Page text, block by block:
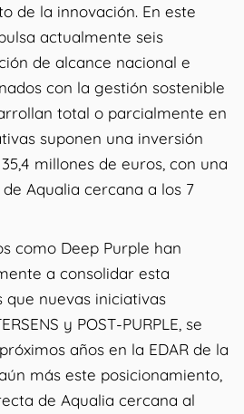
de la innovación. En este
actualmente seis
de alcance nacional e
con la gestión sostenible
total o parcialmente en
suponen una inversión
millones de euros, con una
Aqualia cercana a los 7
como Deep Purple han
a consolidar esta
nuevas iniciativas
y POST-PURPLE, se
años en la EDAR de la
más este posicionamiento,
de Aqualia cercana al